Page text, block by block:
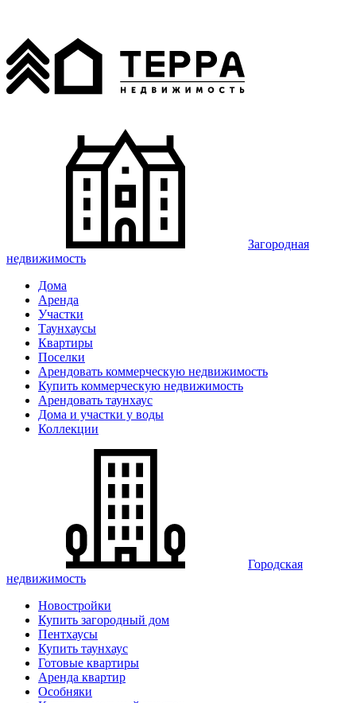
Загородная
недвижимость
Дома
Аренда
Участки
Таунхаусы
Квартиры
Поселки
Арендовать коммерческую недвижимость
Купить коммерческую недвижимость
Арендовать таунхаус
Дома и участки у воды
Коллекции
Городская
недвижимость
Новостройки
Купить загородный дом
Пентхаусы
Купить таунхаус
Готовые квартиры
Аренда квартир
Особняки